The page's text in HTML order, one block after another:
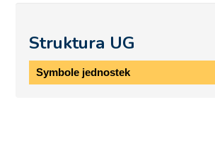
Struktura UG
Symbole jednostek